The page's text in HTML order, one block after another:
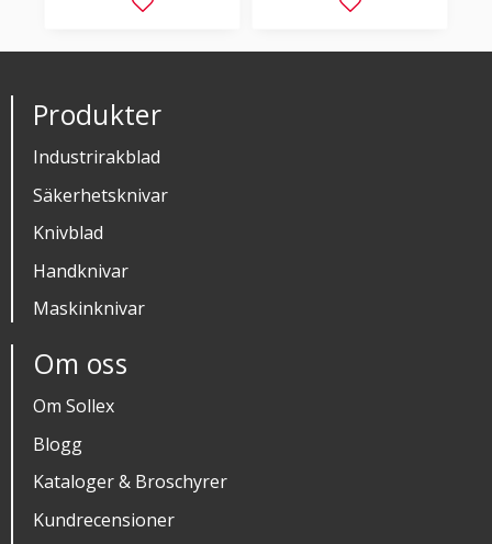
Lägg till i favoriter Lägg till i
Produkter
Industrirakblad
Säkerhetsknivar
Knivblad
Handknivar
Maskinknivar
Om oss
Om Sollex
Blogg
Kataloger & Broschyrer
Kundrecensioner